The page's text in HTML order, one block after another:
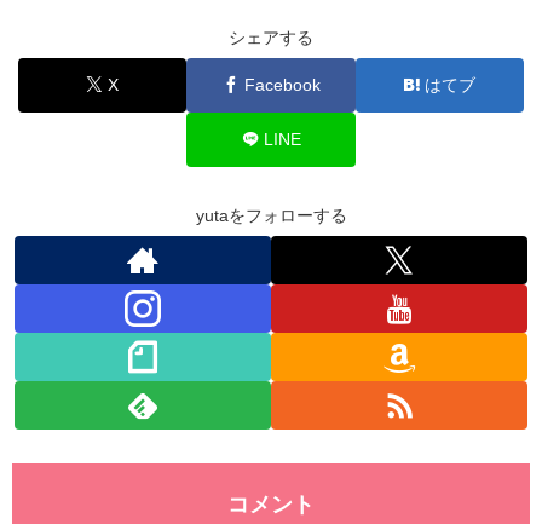
e
b
er
e
dI
at
s
A
p
p
ck
et
シェアする
X Facebook はてブ
LINE
yutaをフォローする
コメント